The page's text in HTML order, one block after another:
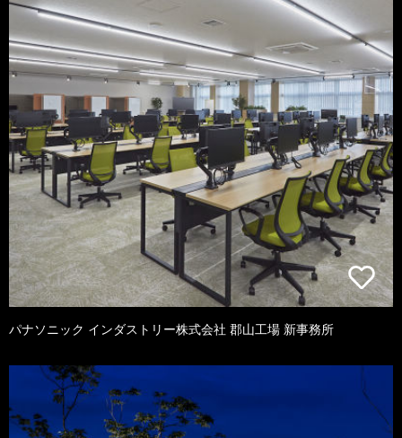
パナソニック インダストリー株式会社 郡山工場 新事務所